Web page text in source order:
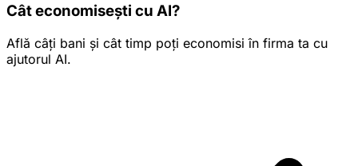
Cât economisești cu AI?
Află câți bani și cât timp poți economisi în firma ta cu
ajutorul AI.